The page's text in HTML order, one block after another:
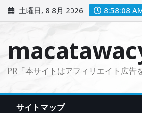
ン
土曜日, 8 8月 2026 8:58:09
PR「本サイトはアフィリエイト広告
サイトマップ